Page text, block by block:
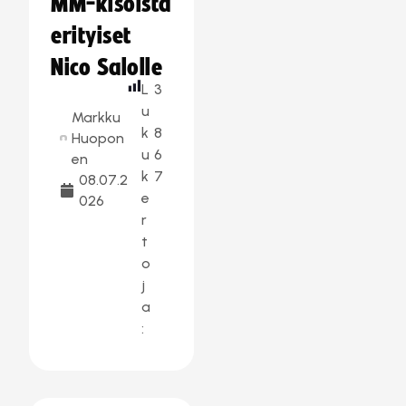
erityiset
Nico Salolle
Markku
Huopon
en
08.07.2
026
L
u
k
u
k
e
r
t
o
j
a
:
3
8
6
7